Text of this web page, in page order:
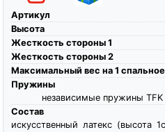
Артикул
Высота
Жесткость стороны 1
Жесткость стороны 2
Максимальный вес на 1
Пружины
независимые пружины
Состав
искусственный латекс (высота